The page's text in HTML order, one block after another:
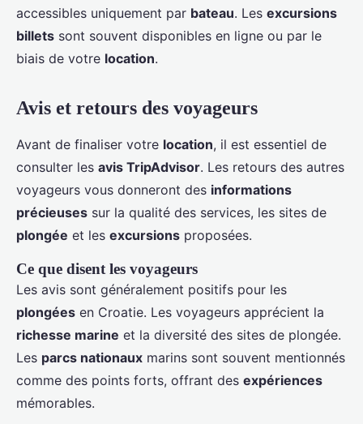
accessibles uniquement par bateau. Les excursions
billets sont souvent disponibles en ligne ou par le
biais de votre location.
Avis et retours des voyageurs
Avant de finaliser votre location, il est essentiel de
consulter les avis TripAdvisor. Les retours des autres
voyageurs vous donneront des informations
précieuses sur la qualité des services, les sites de
plongée et les excursions proposées.
Ce que disent les voyageurs
Les avis sont généralement positifs pour les
plongées en Croatie. Les voyageurs apprécient la
richesse marine et la diversité des sites de plongée.
Les parcs nationaux marins sont souvent mentionnés
comme des points forts, offrant des expériences
mémorables.